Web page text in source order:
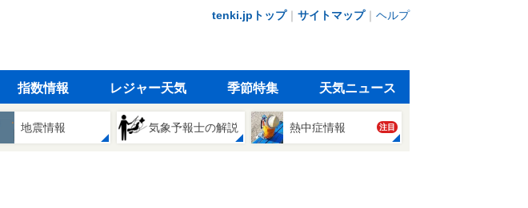
tenki.jpトップ｜ サイトマップ｜ ヘルプ
指数情報 レジャー天気 季節特集 天気ニュース
地震情報 気象予報士の解説 熱中症情報 注目